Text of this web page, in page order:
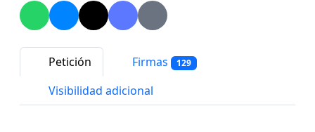
Petición Firmas 129
Visibilidad adicional